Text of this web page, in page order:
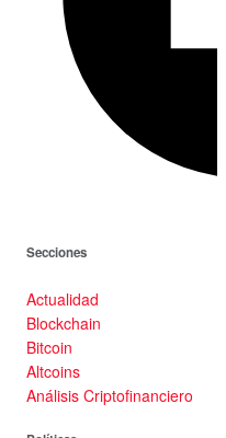
Secciones
Actualidad
Blockchain
Bitcoin
Altcoins
Análisis Criptofinanciero